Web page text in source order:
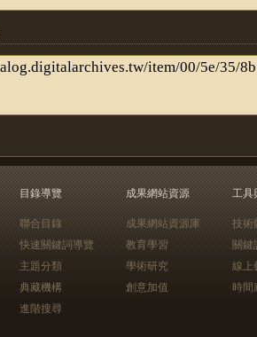
目錄導覽
聯合目錄
快速關鍵詞導覽
主題分類
典藏機構
進階搜尋
成果網站資源
成果網站資源庫
教育學習
學術研究
創意加值
工具
技術
關鍵
線上
時間